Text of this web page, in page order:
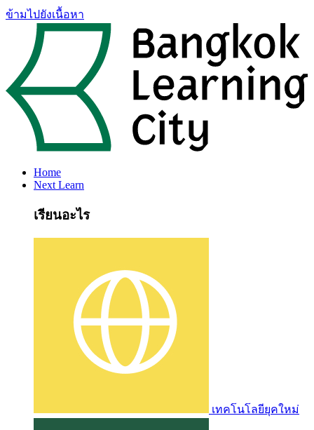
ข้ามไปยังเนื้อหา
Home
Next Learn
เรียนอะไร
เทคโนโลยียุคใหม่